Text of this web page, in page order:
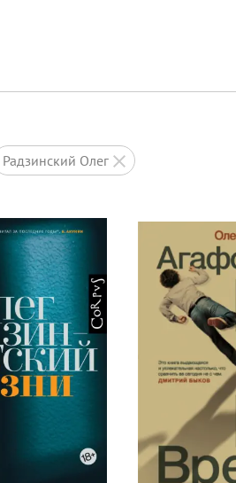
Радзинский Олег